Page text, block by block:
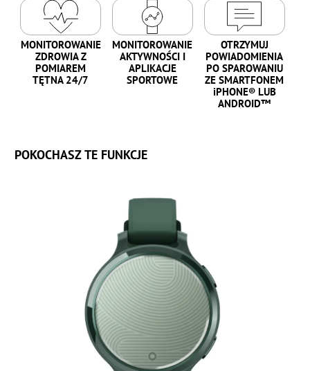
MONITOROWANIE
ZDROWIA Z
POMIAREM
TĘTNA 24/7
MONITOROWANIE
AKTYWNOŚCI I
APLIKACJE
SPORTOWE
OTRZYMUJ
POWIADOMIENIA
PO SPAROWANIU
ZE SMARTFONEM
iPHONE® LUB
ANDROID™
POKOCHASZ TE FUNKCJE